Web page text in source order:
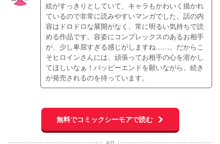
絵がすっきりとしていて、キャラもかわいく描かれ
ているので非常に読みやすいマンガでした。話の内
容はドロドロな展開がなく、常に明るい気持ちで読
める作品です。容姿にコンプレックスのあるお相手
が、少し卑屈すぎる感じがしますね……。だからこ
そヒロインさんには、頑張ってお相手の心を溶かし
てほしいなぁ！パッピーエンドを願いながら、続き
が発売されるのを待っています。
無料でコミックシーモアで読む